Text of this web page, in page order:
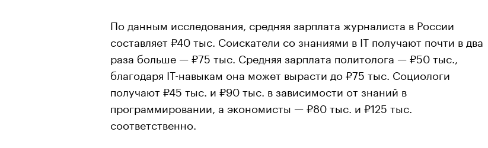
По данным исследования, средняя зарплата журналиста в России
составляет ₽40 тыс. Соискатели со знаниями в IT получают почти в два
раза больше — ₽75 тыс. Средняя зарплата политолога — ₽50 тыс.,
благодаря IT-навыкам она может вырасти до ₽75 тыс. Социологи
получают ₽45 тыс. и ₽90 тыс. в зависимости от знаний в
программировании, а экономисты — ₽80 тыс. и ₽125 тыс.
соответственно.